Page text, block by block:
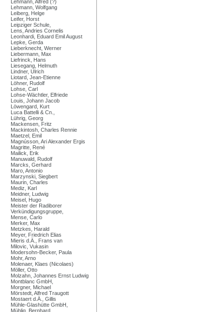
Lehmann, Alfred (?)
Lehmann, Wolfgang
Leiberg, Helge
Leifer, Horst
Leipziger Schule,
Lens, Andries Cornelis
Leonhardi, Eduard Emil August
Lepke, Gerda
Lieberknecht, Werner
Liebermann, Max
Liefrinck, Hans
Liesegang, Helmuth
Lindner, Ulrich
Liotard, Jean-Etienne
Löhner, Rudolf
Lohse, Carl
Lohse-Wächtler, Elfriede
Louis, Johann Jacob
Löwengard, Kurt
Luca Battelli & Cn.,
Lührig, Georg
Mackensen, Fritz
Mackintosh, Charles Rennie
Maetzel, Emil
Magnússon, Ari Alexander Ergis
Magritte, René
Mailick, Erik
Manuwald, Rudolf
Marcks, Gerhard
Maro, Antonio
Marzynski, Siegbert
Maurin, Charles
Mediz, Karl
Meidner, Ludwig
Meisel, Hugo
Meister der Radiborer
Verkündigungsgruppe,
Mense, Carlo
Merker, Max
Metzkes, Harald
Meyer, Friedrich Elias
Mieris d.Ä., Frans van
Milovic, Vukasin
Modersohn-Becker, Paula
Mohr, Arno
Molenaer, Klaes (Nicolaes)
Möller, Otto
Molzahn, Johannes Ernst Ludwig
Montblanc GmbH,
Morgner, Michael
Mörstedt, Alfred Traugott
Mostaert d.Ä., Gillis
Mühle-Glashütte GmbH,
Mühlig, Bernhard